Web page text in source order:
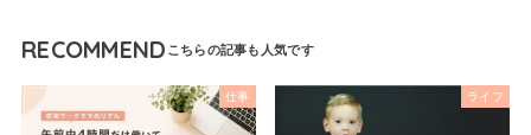
RECOMMEND
仕事 ライフ